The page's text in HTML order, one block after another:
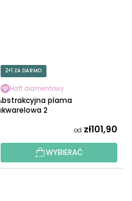
2+1 ZA DARMO
Haft diamentowy
Abstrakcyjna plama
akwarelowa 2
od zł101,90
WYBIERAĆ